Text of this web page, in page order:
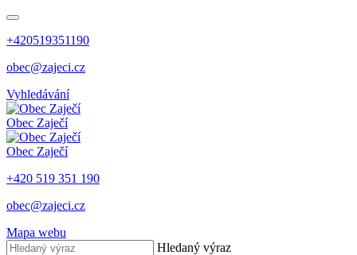
+420519351190
obec@zajeci.cz
Vyhledávání
Obec Zaječí
Obec Zaječí
+420 519 351 190
obec@zajeci.cz
Mapa webu
Hledaný výraz